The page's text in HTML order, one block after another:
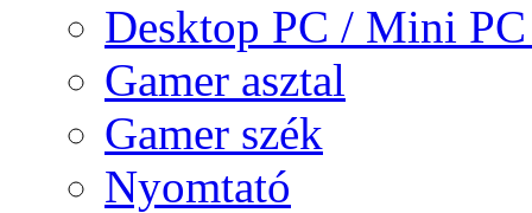
Desktop PC / Mini
Gamer asztal
Gamer szék
Nyomtató